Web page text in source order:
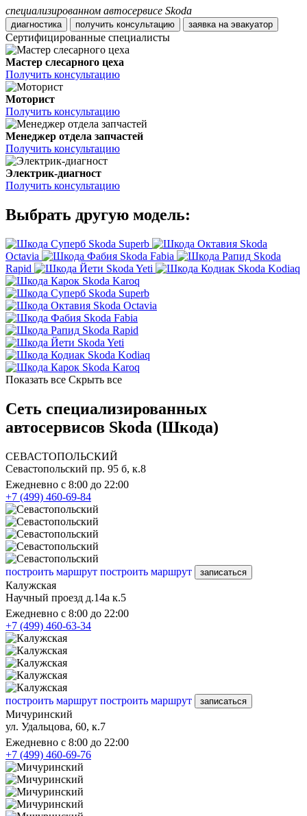
специализированном автосервисе Skoda
диагностика получить консультацию заявка на эвакуатор
Сертифицированные специалисты
Мастер слесарного цеха
Получить консультацию
Моторист
Получить консультацию
Менеджер отдела запчастей
Получить консультацию
Электрик-диагност
Получить консультацию
Выбрать другую модель:
Skoda Superb
Skoda
Octavia
Skoda Fabia
Skoda
Rapid
Skoda Yeti
Skoda Kodiaq
Skoda Karoq
Skoda Superb
Skoda Octavia
Skoda Fabia
Skoda Rapid
Skoda Yeti
Skoda Kodiaq
Skoda Karoq
Показать все Скрыть все
Сеть специализированных
автосервисов Skoda (Шкода)
СЕВАСТОПОЛЬСКИЙ
Севастопольский пр. 95 б, к.8
Ежедневно с 8:00 до 22:00
+7 (499) 460-69-84
построить маршрут построить маршрут записаться
Калужская
Научный проезд д.14а к.5
Ежедневно с 8:00 до 22:00
+7 (499) 460-63-34
построить маршрут построить маршрут записаться
Мичуринский
ул. Удальцова, 60, к.7
Ежедневно с 8:00 до 22:00
+7 (499) 460-69-76